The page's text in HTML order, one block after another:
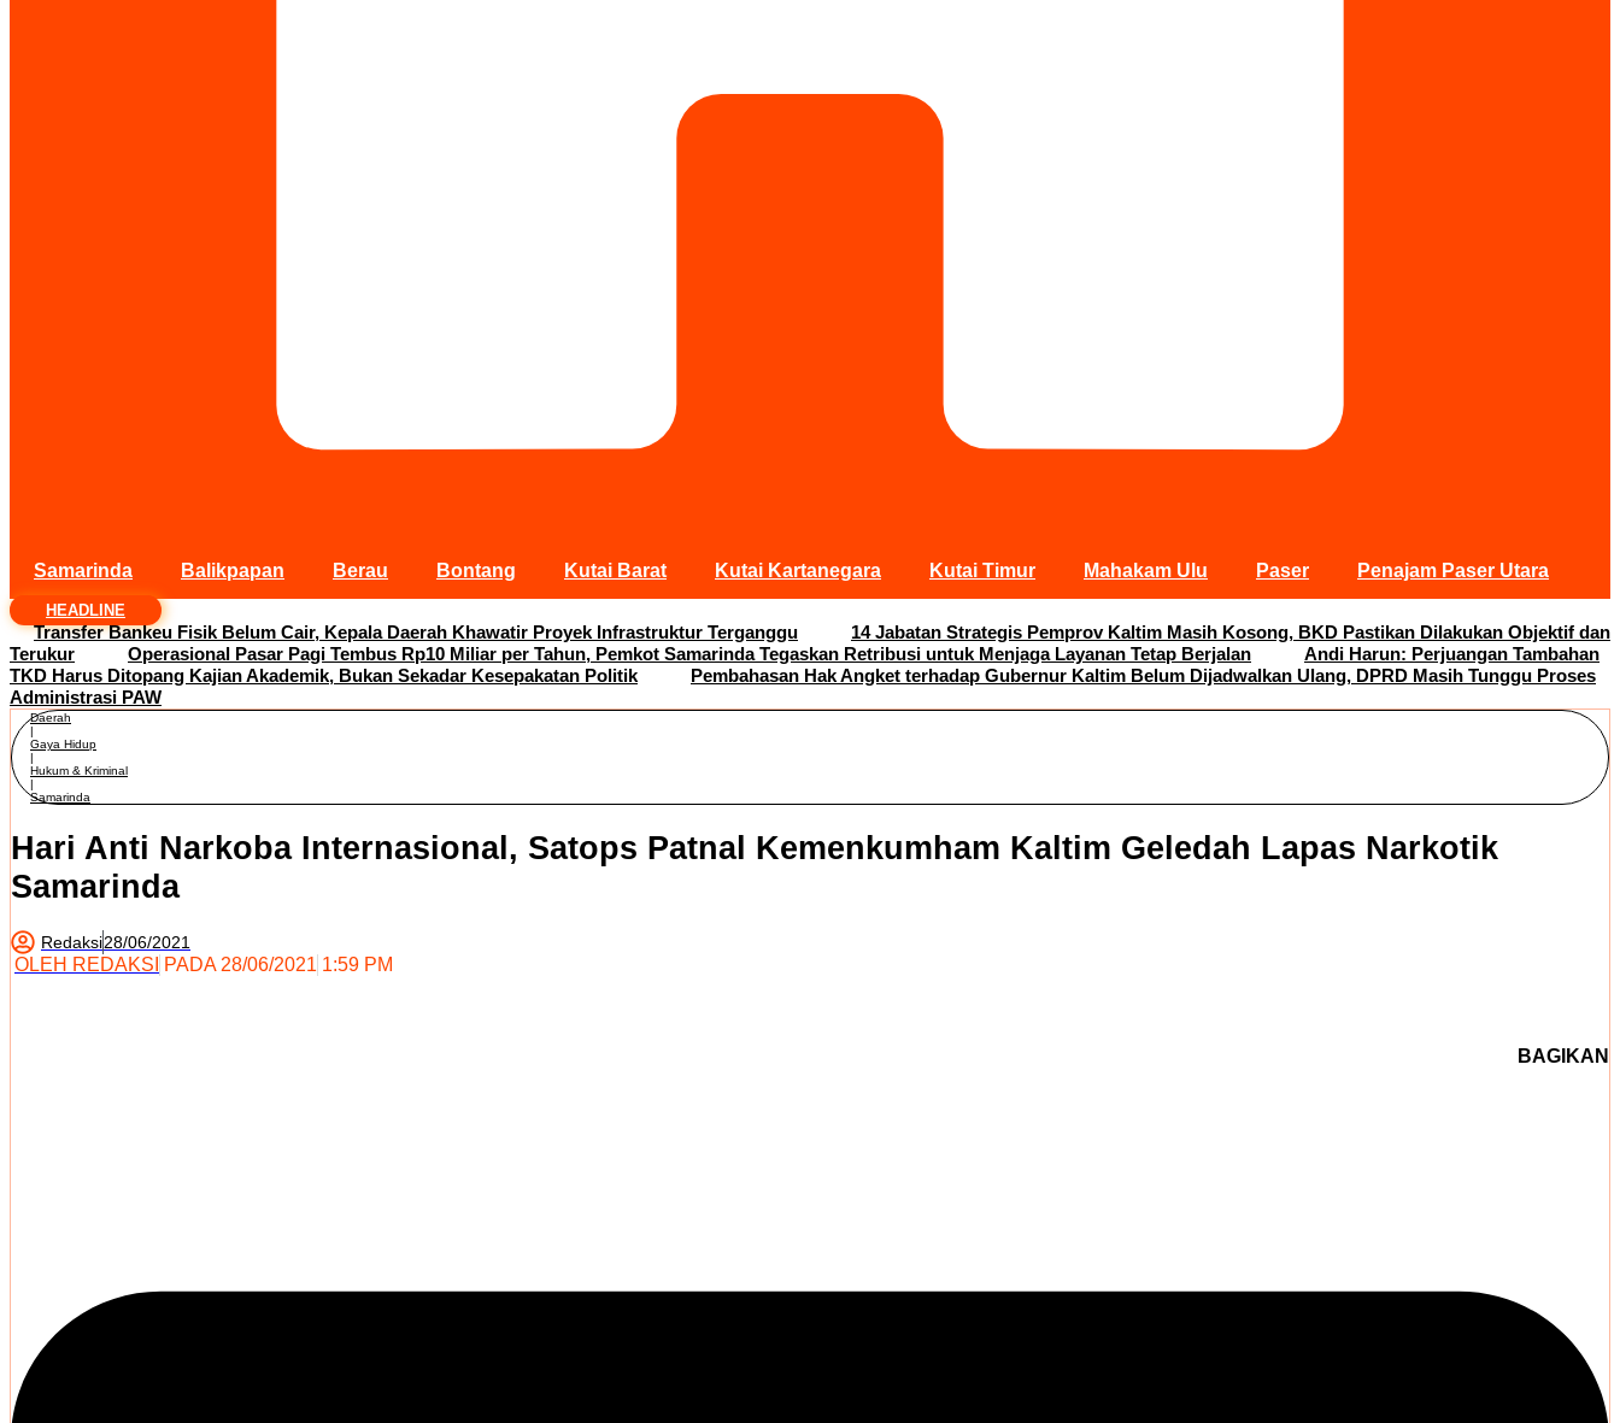
Samarinda Balikpapan Berau Bontang Kutai Barat Kutai Kartanegara Kutai Timur Mahakam Ulu Paser Penajam Paser Utara
HEADLINE
Transfer Bankeu Fisik Belum Cair, Kepala Daerah Khawatir Proyek Infrastruktur Terganggu
14 Jabatan Strategis Pemprov Kaltim Masih Kosong, BKD Pastikan Dilakukan Objektif dan
Terukur
Operasional Pasar Pagi Tembus Rp10 Miliar per Tahun, Pemkot Samarinda Tegaskan Retribusi untuk Menjaga Layanan Tetap Berjalan
Andi Harun: Perjuangan Tambahan
TKD Harus Ditopang Kajian Akademik, Bukan Sekadar Kesepakatan Politik
Pembahasan Hak Angket terhadap Gubernur Kaltim Belum Dijadwalkan Ulang, DPRD Masih Tunggu Proses
Administrasi PAW
Daerah
|
Gaya Hidup
|
Hukum & Kriminal
|
Samarinda
Hari Anti Narkoba Internasional, Satops Patnal Kemenkumham Kaltim Geledah Lapas Narkotik
Samarinda
Redaksi28/06/2021
OLEH REDAKSI PADA 28/06/2021 1:59 PM
BAGIKAN